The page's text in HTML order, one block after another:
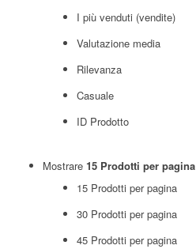
I più venduti (vendite)
Valutazione media
Rilevanza
Casuale
ID Prodotto
Mostrare 15 Prodotti per pagina
15 Prodotti per pagina
30 Prodotti per pagina
45 Prodotti per pagina